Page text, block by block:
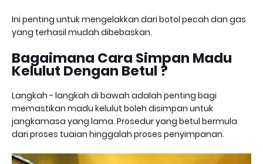
Ini penting untuk mengelakkan dari botol pecah dan gas
yang terhasil mudah dibebaskan.
Bagaimana Cara Simpan Madu
Kelulut Dengan Betul ?
Langkah - langkah di bawah adalah penting bagi
memastikan madu kelulut boleh disimpan untuk
jangkamasa yang lama. Prosedur yang betul bermula
dari proses tuaian hinggalah proses penyimpanan.